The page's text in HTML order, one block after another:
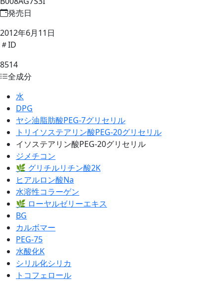
発売日
2012年6月11日
ID
8514
全成分
水
DPG
ヤシ油脂肪酸PEG-7グリセリル
トリイソステアリン酸PEG-20グリセリル
イソステアリン酸PEG-20グリセリル
ジメチコン
🌿 グリチルリチン酸2K
ヒアルロン酸Na
水溶性コラーゲン
🌿 ローヤルゼリーエキス
BG
カルボマー
PEG-75
水酸化K
シリル化シリカ
トコフェロール